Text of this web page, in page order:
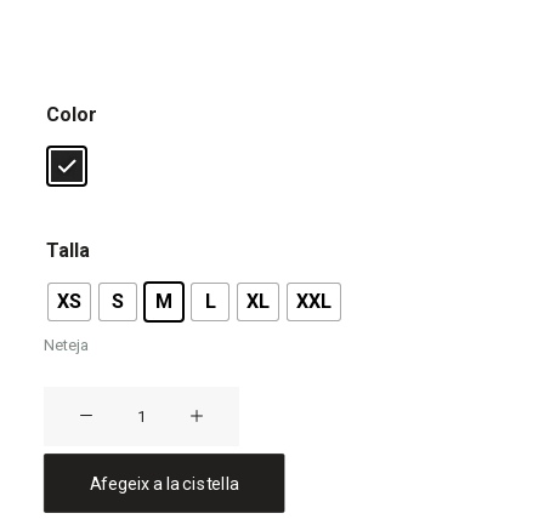
Color
Talla
XS S M L XL XXL
Neteja
Camiseta
Afegeix a la cistella